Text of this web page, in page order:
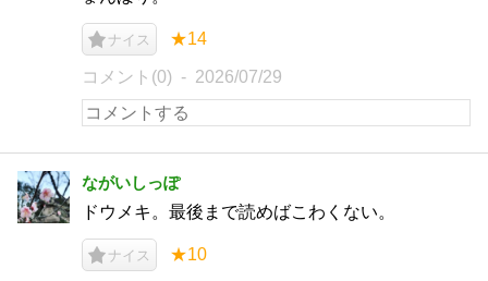
ナイス ★14
コメント(0) 2026/07/29
ながいしっぽ
ドウメキ。最後まで読めばこわくない。
ナイス ★10